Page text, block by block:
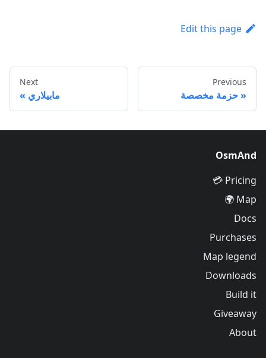
Edit this page
Previous
حزمة مخصصة
Next
مابيلاري
OsmAnd
Pricing 💳
Map 🌍
Docs
Purchases
Map legend
Downloads
Build it
Giveaway
About